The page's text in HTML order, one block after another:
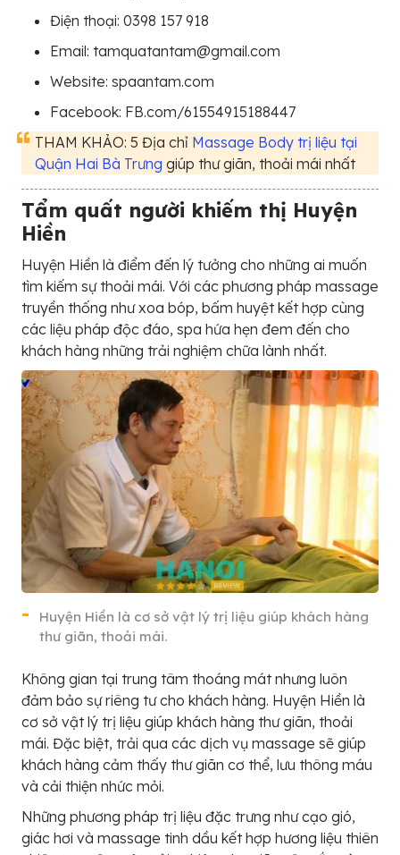
Điện thoại: 0398 157 918
Email: tamquatantam@gmail.com
Website: spaantam.com
Facebook: FB.com/61554915188447
THAM KHẢO: 5 Địa chỉ Massage Body trị liệu tại
Quận Hai Bà Trưng giúp thư giãn, thoải mái nhất
Tẩm quất người khiếm thị Huyện
Hiền
Huyện Hiền là điểm đến lý tưởng cho những ai muốn
tìm kiếm sự thoải mái. Với các phương pháp massage
truyền thống như xoa bóp, bấm huyệt kết hợp cùng
các liệu pháp độc đáo, spa hứa hẹn đem đến cho
khách hàng những trải nghiệm chữa lành nhất.
Huyện Hiền là cơ sở vật lý trị liệu giúp khách hàng
thư giãn, thoải mái.
Không gian tại trung tâm thoáng mát nhưng luôn
đảm bảo sự riêng tư cho khách hàng. Huyện Hiền là
cơ sở vật lý trị liệu giúp khách hàng thư giãn, thoải
mái. Đặc biệt, trải qua các dịch vụ massage sẽ giúp
khách hàng cảm thấy thư giãn cơ thể, lưu thông máu
và cải thiện nhức mỏi.
Những phương pháp trị liệu đặc trưng như cạo gió,
giác hơi và massage tinh dầu kết hợp hương liệu thiên